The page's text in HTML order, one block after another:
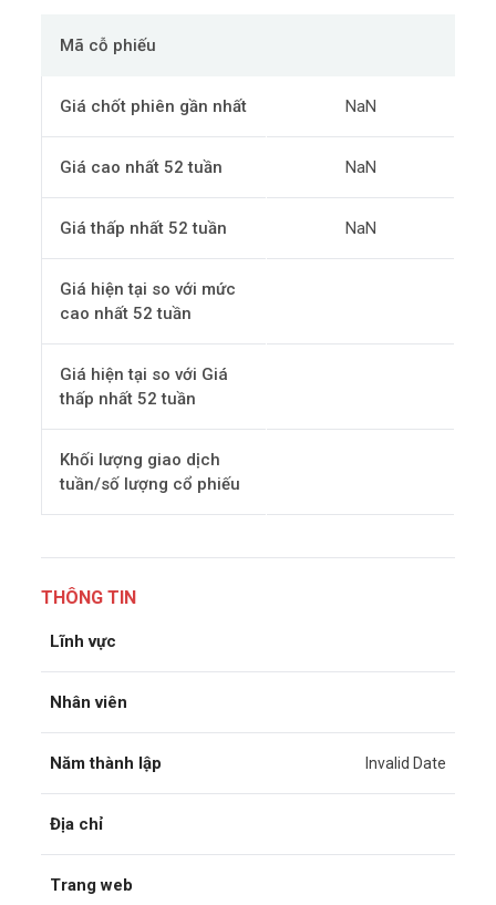
Mã cỗ phiếu
Giá chốt phiên gần nhất NaN
Giá cao nhất 52 tuần NaN
Giá thấp nhất 52 tuần NaN
Giá hiện tại so với mức
cao nhất 52 tuần
Giá hiện tại so với Giá
thấp nhất 52 tuần
Khối lượng giao dịch
tuần/số lượng cổ phiếu
THÔNG TIN
Lĩnh vực
Nhân viên
Năm thành lập Invalid Date
Địa chỉ
Trang web